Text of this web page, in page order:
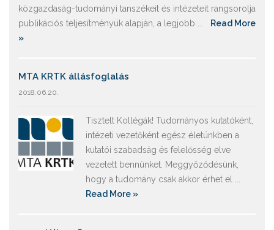
közgazdaság-tudományi tanszékeit és intézeteit rangsorolja
publikációs teljesítményük alapján, a legjobb ...
Read More
»
MTA KRTK állásfoglalás
2018.06.20.
Tisztelt Kollégák! Tudományos kutatóként,
intézeti vezetőként egész életünkben a
kutatói szabadság és felelősség elve
vezetett bennünket. Meggyőződésünk,
hogy a tudomány csak akkor érhet el ...
Read More »